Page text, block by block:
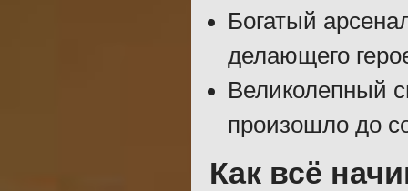
Богатый
делающего
Великолепный
произошло до
Как всё